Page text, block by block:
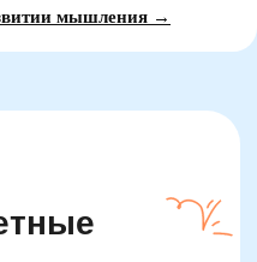
мышления →